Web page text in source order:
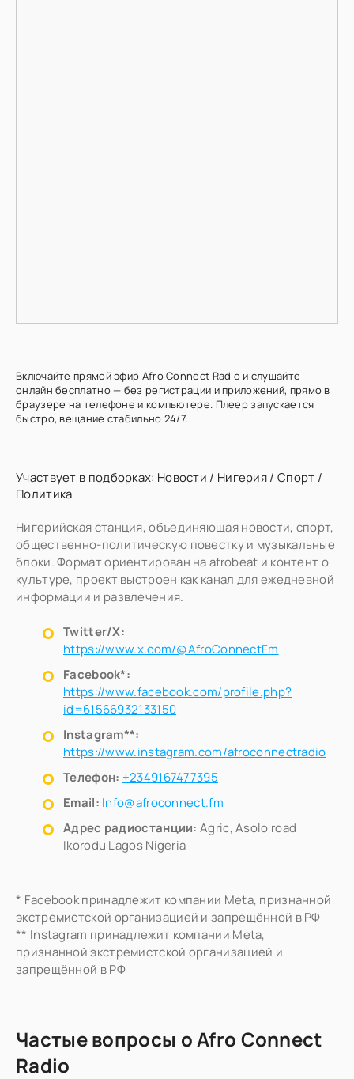
Включайте прямой эфир Afro Connect Radio и слушайте
онлайн бесплатно — без регистрации и приложений, прямо в
браузере на телефоне и компьютере. Плеер запускается
быстро, вещание стабильно 24/7.
Участвует в подборках: Новости / Нигерия/ Спорт /
Политика
Нигерийская станция, объединяющая новости, спорт,
общественно-политическую повестку и музыкальные
блоки. Формат ориентирован на afrobeat и контент о
культуре, проект выстроен как канал для ежедневной
информации и развлечения.
Twitter/X:
https://www.x.com/@AfroConnectFm
Facebook*:
https://www.facebook.com/profile.php?
id=61566932133150
Instagram**:
https://www.instagram.com/afroconnectradio
Телефон: +2349167477395
Email: Info@afroconnect.fm
Адрес радиостанции: Agric, Asolo road
Ikorodu Lagos Nigeria
* Facebook принадлежит компании Meta, признанной
экстремистской организацией и запрещённой в РФ
** Instagram принадлежит компании Meta,
признанной экстремистской организацией и
запрещённой в РФ
Частые вопросы о Afro Connect
Radio